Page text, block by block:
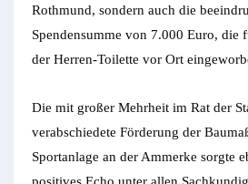
Rothmund, sondern auch die
Spendensumme von 7.000 Euro, die
der Herren-Toilette vor Ort
Die mit großer Mehrheit im Rat der
verabschiedete Förderung der
Sportanlage an der Ammerke sorgte